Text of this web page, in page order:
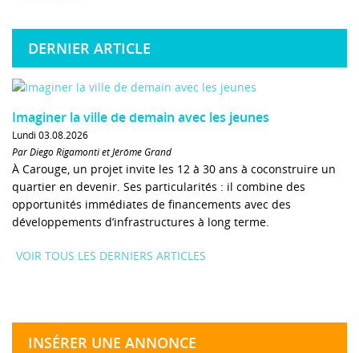
DERNIER ARTICLE
Imaginer la ville de demain avec les jeunes
Lundi 03.08.2026
Par Diego Rigamonti et Jérôme Grand
À Carouge, un projet invite les 12 à 30 ans à coconstruire un
quartier en devenir. Ses particularités : il combine des
opportunités immédiates de financements avec des
développements d’infrastructures à long terme.
VOIR TOUS LES DERNIERS ARTICLES
INSÉRER UNE ANNONCE